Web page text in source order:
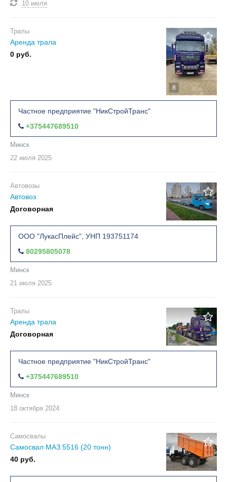
10 июля
8
Тралы
Аренда трала
0 руб.
Частное предприятие "НикСтройТранс"
+375447689510
Минск
22 июля 2025
Автовозы
Автовоз
Договорная
ООО "ЛукасПлейс", УНП 193751174
80295805078
Минск
21 июля 2025
6
Тралы
Аренда трала
Договорная
Частное предприятие "НикСтройТранс"
+375447689510
Минск
18 октября 2024
Самосвалы
Самосвал МАЗ 5516 (20 тонн)
40 руб.